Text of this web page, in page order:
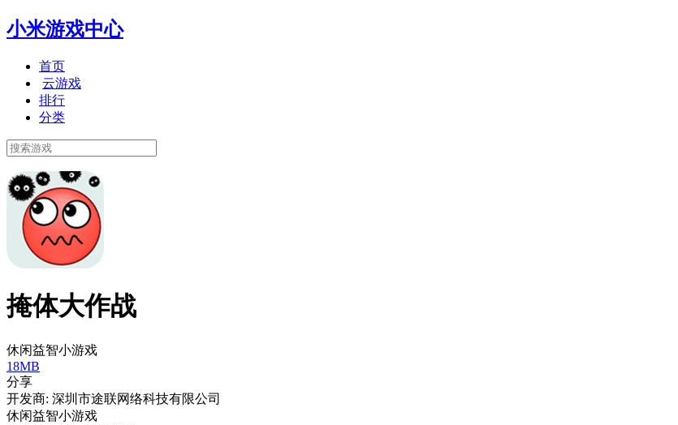
小米游戏中心
首页
云游戏
排行
分类
掩体大作战
休闲益智小游戏
18MB
分享
开发商: 深圳市途联网络科技有限公司
休闲益智小游戏